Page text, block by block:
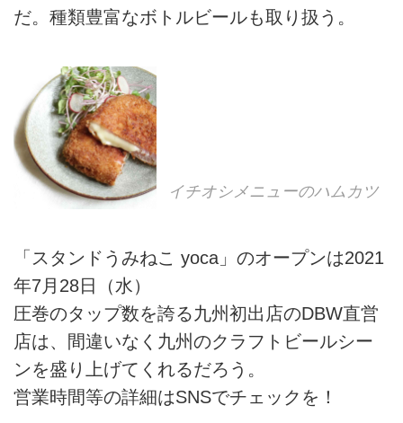
だ。種類豊富なボトルビールも取り扱う。
イチオシメニューのハムカツ
「スタンドうみねこ yoca」のオープンは2021
年7月28日（水）
圧巻のタップ数を誇る九州初出店のDBW直営
店は、間違いなく九州のクラフトビールシー
ンを盛り上げてくれるだろう。
営業時間等の詳細はSNSでチェックを！